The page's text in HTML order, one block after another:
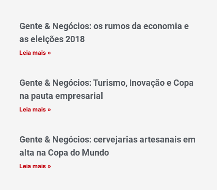
Gente & Negócios: os rumos da economia e
as eleições 2018
Leia mais »
Gente & Negócios: Turismo, Inovação e Copa
na pauta empresarial
Leia mais »
Gente & Negócios: cervejarias artesanais em
alta na Copa do Mundo
Leia mais »